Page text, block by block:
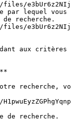
lequel vous
recherche.
files/
aux
recherche,
recherche.